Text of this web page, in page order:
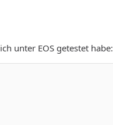
unter EOS getestet habe: